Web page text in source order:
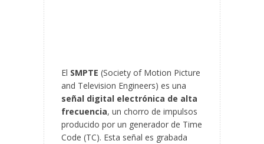
El SMPTE (Society of Motion Picture
and Television Engineers) es una
señal digital electrónica de alta
frecuencia, un chorro de impulsos
producido por un generador de Time
Code (TC). Esta señal es grabada